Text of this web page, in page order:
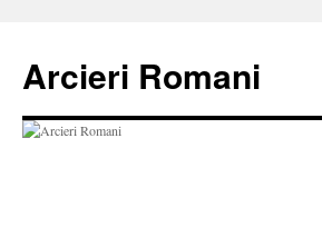
contenuto
Arcieri Romani